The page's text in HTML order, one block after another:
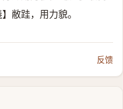
敝跬，用力貌。
反馈